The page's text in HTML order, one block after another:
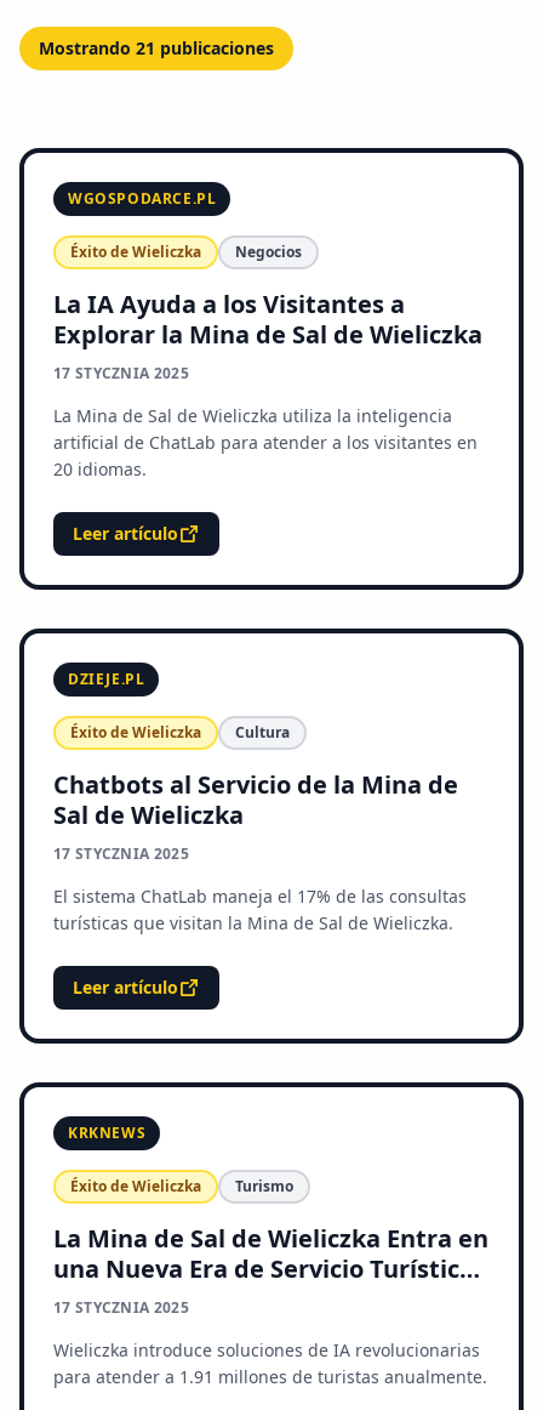
Mostrando 21 publicaciones
WGOSPODARCE.PL
Éxito de Wieliczka Negocios
La IA Ayuda a los Visitantes a
Explorar la Mina de Sal de Wieliczka
17 STYCZNIA 2025
La Mina de Sal de Wieliczka utiliza la inteligencia
artificial de ChatLab para atender a los visitantes en
20 idiomas.
Leer artículo
DZIEJE.PL
Éxito de Wieliczka Cultura
Chatbots al Servicio de la Mina de
Sal de Wieliczka
17 STYCZNIA 2025
El sistema ChatLab maneja el 17% de las consultas
turísticas que visitan la Mina de Sal de Wieliczka.
Leer artículo
KRKNEWS
Éxito de Wieliczka Turismo
La Mina de Sal de Wieliczka Entra en
una Nueva Era de Servicio Turístico
Digital
17 STYCZNIA 2025
Wieliczka introduce soluciones de IA revolucionarias
para atender a 1.91 millones de turistas anualmente.